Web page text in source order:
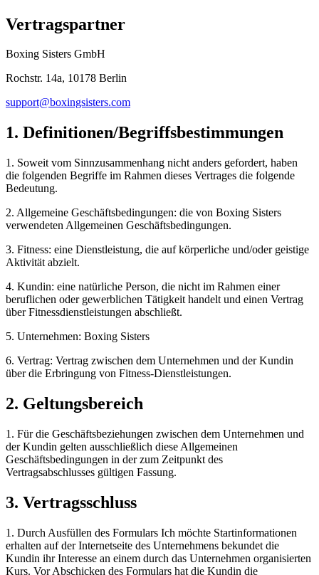
Vertragspartner
Boxing Sisters GmbH
Rochstr. 14a, 10178 Berlin
support@boxingsisters.com
1. Definitionen/Begriffsbestimmungen
1. Soweit vom Sinnzusammenhang nicht anders gefordert, haben
die folgenden Begriffe im Rahmen dieses Vertrages die folgende
Bedeutung.
2. Allgemeine Geschäftsbedingungen: die von Boxing Sisters
verwendeten Allgemeinen Geschäftsbedingungen.
3. Fitness: eine Dienstleistung, die auf körperliche und/oder geistige
Aktivität abzielt.
4. Kundin: eine natürliche Person, die nicht im Rahmen einer
beruflichen oder gewerblichen Tätigkeit handelt und einen Vertrag
über Fitnessdienstleistungen abschließt.
5. Unternehmen: Boxing Sisters
6. Vertrag: Vertrag zwischen dem Unternehmen und der Kundin
über die Erbringung von Fitness-Dienstleistungen.
2. Geltungsbereich
1. Für die Geschäftsbeziehungen zwischen dem Unternehmen und
der Kundin gelten ausschließlich diese Allgemeinen
Geschäftsbedingungen in der zum Zeitpunkt des
Vertragsabschlusses gültigen Fassung.
3. Vertragsschluss
1. Durch Ausfüllen des Formulars Ich möchte Startinformationen
erhalten auf der Internetseite des Unternehmens bekundet die
Kundin ihr Interesse an einem durch das Unternehmen organisierten
Kurs. Vor Abschicken des Formulars hat die Kundin die